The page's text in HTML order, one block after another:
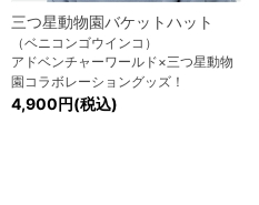
三つ星動物園バケットハット
（ベニコンゴウインコ）
アドベンチャーワールド×三つ星動物
園コラボレーショングッズ！
4,900円(税込)